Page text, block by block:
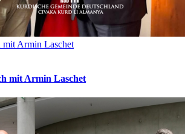
mit Armin Laschet
mit Armin Laschet